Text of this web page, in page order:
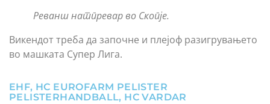
Реванш натпревар во Скопје.
Викендот треба да започне и плејоф разигрувањето
во машката Супер Лига.
EHF, HC EUROFARM PELISTER
PELISTERHANDBALL, HC VARDAR